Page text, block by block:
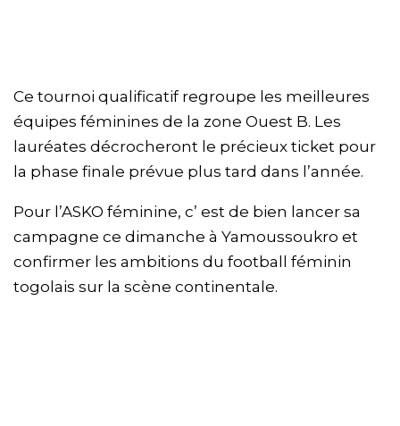
Ce tournoi qualificatif regroupe les meilleures
équipes féminines de la zone Ouest B. Les
lauréates décrocheront le précieux ticket pour
la phase finale prévue plus tard dans l’année.
Pour l’ASKO féminine, c’ est de bien lancer sa
campagne ce dimanche à Yamoussoukro et
confirmer les ambitions du football féminin
togolais sur la scène continentale.